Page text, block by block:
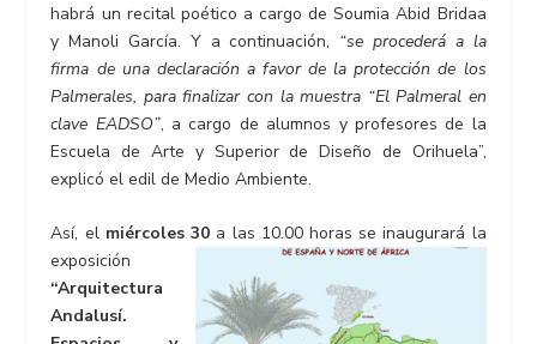
habrá un recital poético a cargo de Soumia Abid Bridaa
y Manoli García. Y a continuación, “se procederá a la
firma de una declaración a favor de la protección de los
Palmerales, para finalizar con la muestra “El Palmeral en
clave EADSO”, a cargo de alumnos y profesores de la
Escuela de Arte y Superior de Diseño de Orihuela”,
explicó el edil de Medio Ambiente.
Así, el miércoles 30 a las 10.00 horas se inaugurará la
exposición
“Arquitectura
Andalusí.